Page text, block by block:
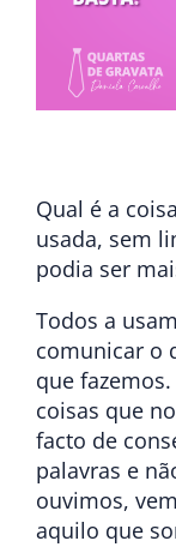
Qual é a
usada, sem
podia ser
Todos a
comunicar o
que
coisas que
facto de
palavras e
ouvimos,
aquilo que